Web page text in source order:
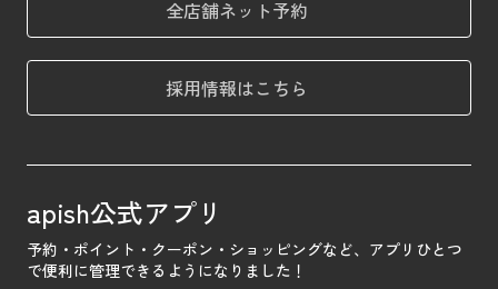
全店舗ネット予約
採用情報はこちら
apish公式アプリ
予約・ポイント・クーポン・ショッピングなど、 アプリひとつ
で便利に管理できるようになりました！